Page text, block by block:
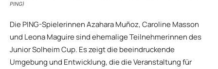
PING)
Die PING-Spielerinnen Azahara Muñoz, Caroline Masson
und Leona Maguire sind ehemalige Teilnehmerinnen des
Junior Solheim Cup. Es zeigt die beeindruckende
Umgebung und Entwicklung, die die Veranstaltung für